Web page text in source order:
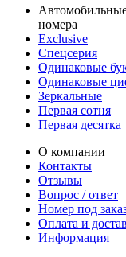
номера
Exclusive
Спецсерия
Одинаковые
Одинаковые
Зеркальные
Первая сотня
Первая десятка
О компании
Контакты
Отзывы
Вопрос / ответ
Номер под
Оплата и
Информация